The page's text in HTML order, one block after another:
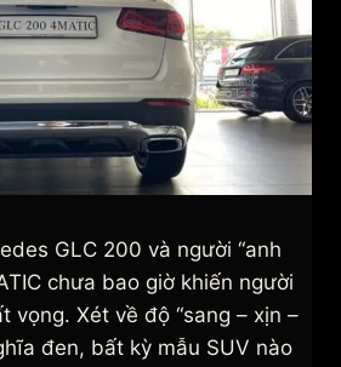
GLC 200 và người “anh
chưa bao giờ khiến người
vọng. Xét về độ “sang – xịn –
đen, bất kỳ mẫu SUV nào